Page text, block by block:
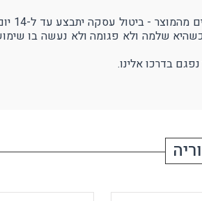
אנו
שלמה ולא פגומה ולא נעשה בו
בדרכו אלינו.